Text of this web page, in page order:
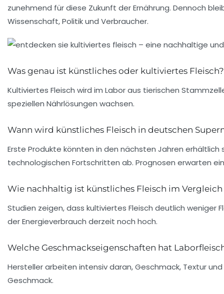
zunehmend für diese Zukunft der Ernährung. Dennoch
Wissenschaft, Politik und Verbraucher.
Was genau ist künstliches oder kultiviertes Fleisch?
Kultiviertes Fleisch wird im Labor aus tierischen
speziellen Nährlösungen wachsen.
Wann wird künstliches Fleisch in deutschen
Erste Produkte könnten in den nächsten Jahren
technologischen Fortschritten ab. Prognosen erwarten
Wie nachhaltig ist künstliches Fleisch im
Studien zeigen, dass kultiviertes Fleisch deutlich weniger
der Energieverbrauch derzeit noch hoch.
Welche Geschmackseigenschaften hat
Hersteller arbeiten intensiv daran, Geschmack, Textur
Geschmack.